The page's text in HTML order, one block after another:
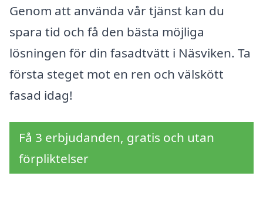
Genom att använda vår tjänst kan du
spara tid och få den bästa möjliga
lösningen för din fasadtvätt i Näsviken. Ta
första steget mot en ren och välskött
fasad idag!
Få 3 erbjudanden, gratis och utan
förpliktelser